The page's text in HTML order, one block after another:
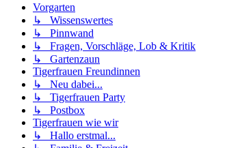
Vorgarten
↳ Wissenswertes
↳ Pinnwand
↳ Fragen, Vorschläge, Lob & Kritik
↳ Gartenzaun
Tigerfrauen Freundinnen
↳ Neu dabei...
↳ Tigerfrauen Party
↳ Postbox
Tigerfrauen wie wir
↳ Hallo erstmal...